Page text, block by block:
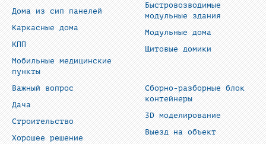
Дома из сип панелей
Каркасные дома
КПП
Мобильные медицинские
пункты
Быстровозводимые
модульные здания
Модульные дома
Щитовые домики
Важный вопрос
Дача
Строительство
Хорошее решение
Сборно-разборные блок
контейнеры
3D моделирование
Выезд на объект